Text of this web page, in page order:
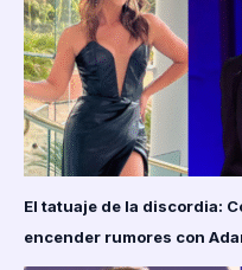
«Te
quedó
hermosa»
El tatuaje de la discordia:
encender rumores con